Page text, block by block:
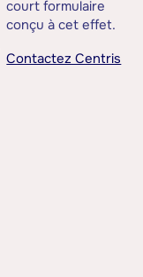
court formulaire
conçu à cet effet.
Contactez Centris